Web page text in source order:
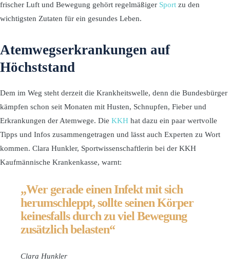
frischer Luft und Bewegung gehört regelmäßiger Sport zu den
wichtigsten Zutaten für ein gesundes Leben.
Atemwegserkrankungen auf
Höchststand
Dem im Weg steht derzeit die Krankheitswelle, denn die Bundesbürger
kämpfen schon seit Monaten mit Husten, Schnupfen, Fieber und
Erkrankungen der Atemwege. Die KKH hat dazu ein paar wertvolle
Tipps und Infos zusammengetragen und lässt auch Experten zu Wort
kommen. Clara Hunkler, Sportwissenschaftlerin bei der KKH
Kaufmännische Krankenkasse, warnt:
„Wer gerade einen Infekt mit sich
herumschleppt, sollte seinen Körper
keinesfalls durch zu viel Bewegung
zusätzlich belasten“
Clara Hunkler